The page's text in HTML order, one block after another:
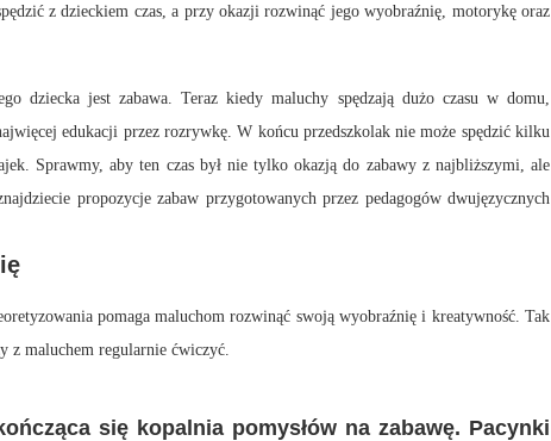
z dzieckiem czas, a przy okazji rozwinąć jego wyobraźnię, motorykę oraz
dziecka jest zabawa. Teraz kiedy maluchy spędzają dużo czasu w domu,
edukacji przez rozrywkę. W końcu przedszkolak nie może spędzić kilku
Sprawmy, aby ten czas był nie tylko okazją do zabawy z najbliższymi, ale
propozycje zabaw przygotowanych przez pedagogów dwujęzycznych
pomaga maluchom rozwinąć swoją wyobraźnię i kreatywność. Tak
z maluchem regularnie ćwiczyć.
się kopalnia pomysłów na zabawę. Pacynki